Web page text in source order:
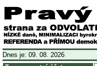
Dnes je: 09. 08. 2026